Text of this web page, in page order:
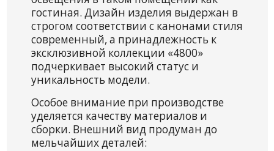
гостиная. Дизайн изделия выдержан в
строгом соответствии с канонами стиля
современный, а принадлежность к
эксклюзивной коллекции «4800»
подчеркивает высокий статус и
уникальность модели.
Особое внимание при производстве
уделяется качеству материалов и
сборки. Внешний вид продуман до
мельчайших деталей: